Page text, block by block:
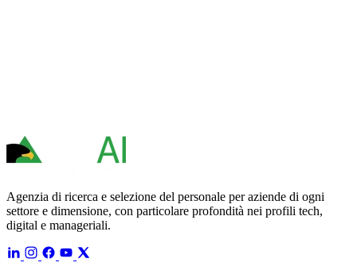
Agenzia di ricerca e selezione del personale per aziende di ogni
settore e dimensione, con particolare profondità nei profili tech,
digital e manageriali.